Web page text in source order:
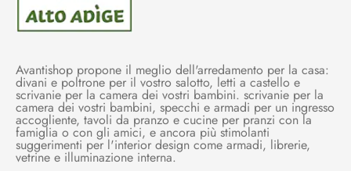
Avantishop propone il meglio dell'arredamento per la casa:
divani e poltrone per il vostro salotto, letti a castello e
scrivanie per la camera dei vostri bambini. scrivanie per la
camera dei vostri bambini, specchi e armadi per un ingresso
accogliente, tavoli da pranzo e cucine per pranzi con la
famiglia o con gli amici, e ancora più stimolanti
suggerimenti per l'interior design come armadi, librerie,
vetrine e illuminazione interna.